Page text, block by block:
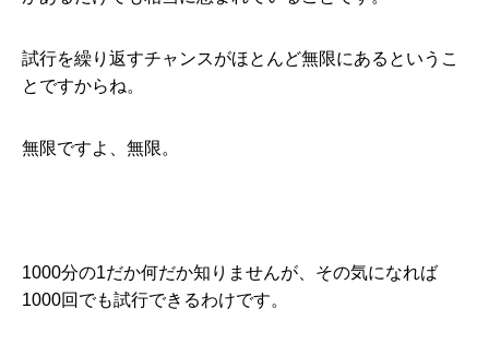
試行を繰り返すチャンスがほとんど無限にあるというこ
とですからね。
無限ですよ、無限。
1000分の1だか何だか知りませんが、その気になれば
1000回でも試行できるわけです。